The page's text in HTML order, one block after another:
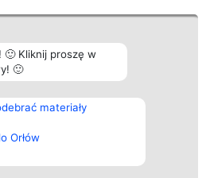
Kliknij proszę w
🙂
materiały
Orłów
Plebiscyt
Laureaci
wszystkich
Laureatów
Regulamin
Kontakt
Kontakt